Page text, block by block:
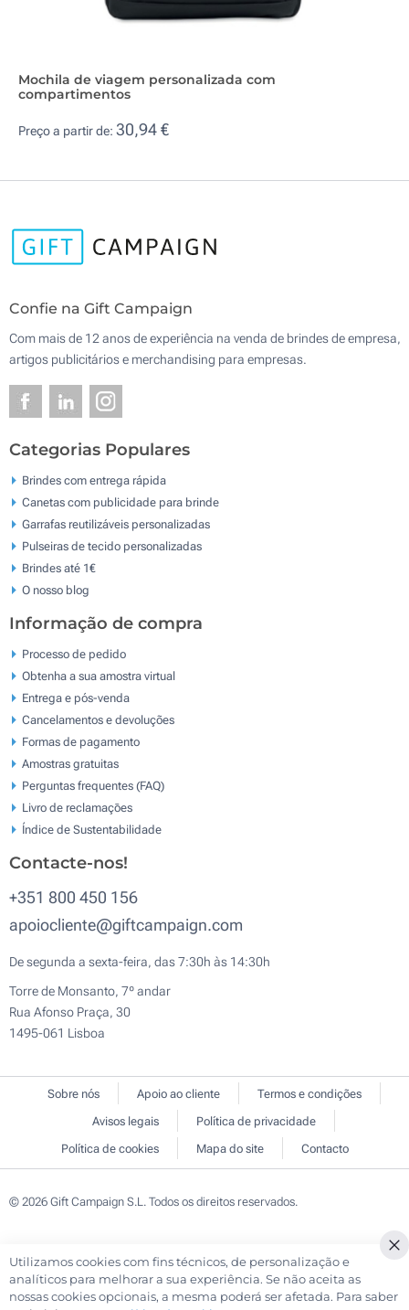
Mochila de viagem personalizada com
compartimentos
Preço a partir de: 30,94 €
Confie na Gift Campaign
Com mais de 12 anos de experiência na venda de brindes de empresa,
artigos publicitários e merchandising para empresas.
Categorias Populares
Brindes com entrega rápida
Canetas com publicidade para brinde
Garrafas reutilizáveis personalizadas
Pulseiras de tecido personalizadas
Brindes até 1€
O nosso blog
Informação de compra
Processo de pedido
Obtenha a sua amostra virtual
Entrega e pós-venda
Cancelamentos e devoluções
Formas de pagamento
Amostras gratuitas
Perguntas frequentes (FAQ)
Livro de reclamaçōes
Índice de Sustentabilidade
Contacte-nos!
+351 800 450 156
apoiocliente@giftcampaign.com
De segunda a sexta-feira, das 7:30h às 14:30h
Torre de Monsanto, 7º andar
Rua Afonso Praça, 30
1495-061 Lisboa
Sobre nós Apoio ao cliente
Termos e condições
Avisos legais
Política de privacidade
Política de cookies
Mapa do site Contacto
© 2026 Gift Campaign S.L. Todos os direitos reservados.
Utilizamos cookies com fins técnicos, de personalização e
analíticos para melhorar a sua experiência. Se não aceita as
nossas cookies opcionais, a mesma poderá ser afetada. Para saber